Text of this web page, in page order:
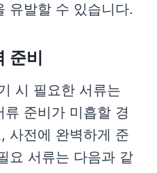
유발할 수 있습니다.
준비
시 필요한 서류는
준비가 미흡할 경
사전에 완벽하게 준
요 서류는 다음과 같